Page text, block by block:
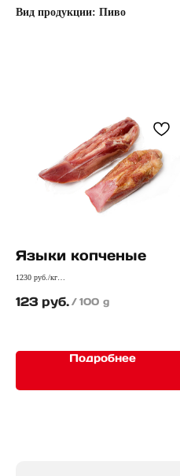
Вид продукции: Пиво
Языки копченые
1230 руб./кг
123 руб./100 g
Подробнее